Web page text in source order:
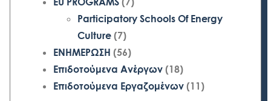
Participatory Schools Of Energy
Culture (7)
ΕΝΗΜΕΡΩΣΗ (56)
Επιδοτούμενα Ανέργων (18)
Επιδοτούμενα Εργαζομένων (11)